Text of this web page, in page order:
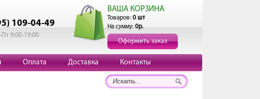
109-04-49
9:00-19:00
ВАША КОРЗИНА
Товаров: 0 шт
На сумму: 0р.
Оформить заказ
Оплата Доставка Контакты